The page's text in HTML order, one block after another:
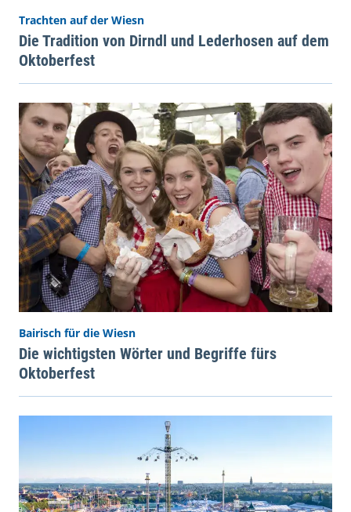
Trachten auf der Wiesn
Die Tradition von Dirndl und Lederhosen auf dem
Oktoberfest
Bairisch für die Wiesn
Die wichtigsten Wörter und Begriffe fürs
Oktoberfest